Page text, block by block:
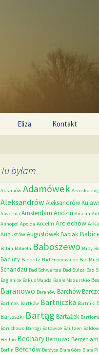
Eliza Kontakt
Tu byłam
Abramów Adamówek Aeroskobing
AleksandrówAleksandrów
Alwernia Amsterdam Andzin Anielin
Annopol Apolda Arcelin Arciechów
Augustów Augustówek Babiak
Babin Babięta Baboszewo Baby
Baciuty Baderitz Bad Freienwalde Bad
Schandau Bad Schwartau Bad Sulza Bad
Bagienice Bakus Wanda Banie Mazurskie
Baranowo Baranów Barchów
Barlinek Bartków Bartniczka Bartniki
Bartoszki Bartąg Bartążek
Baruchowo Barłogi Batowice Bautzen
Bedlno BednaryBemowo Bergen am
Berlin Bełchów Bełżyce Biała Góra Biała